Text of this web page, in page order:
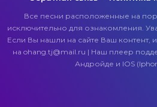
Все песни расположенные на
исключительно для ознакомления.
Если Вы нашли на сайте Ваш контент,
на ohang.tj@mail.ru | Наш плеер
Андройде и IOS